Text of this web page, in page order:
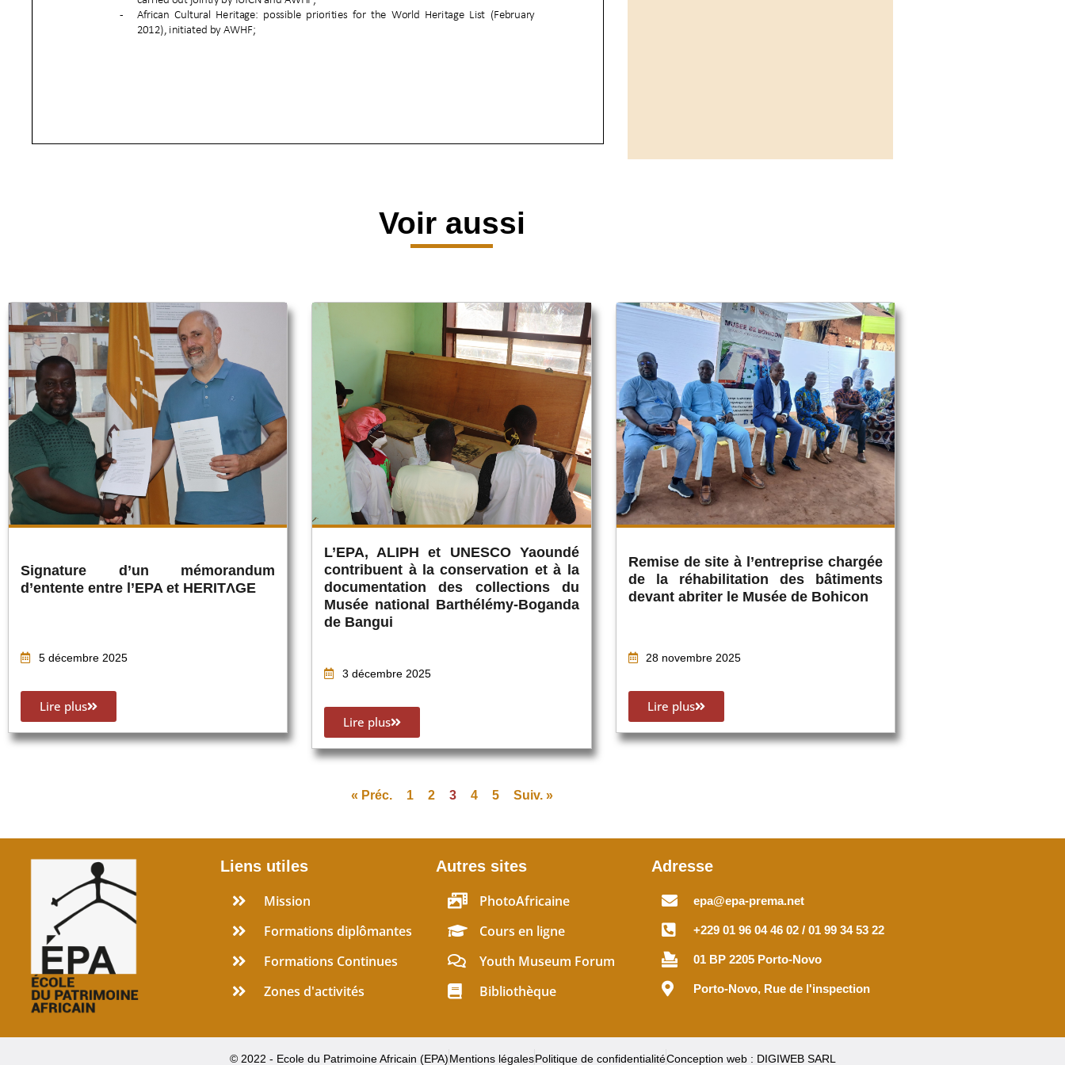
Voir aussi
Signature d’un mémorandum
d’entente entre l’EPA et HERITΛGE
5 décembre 2025
Lire plus
L’EPA, ALIPH et UNESCO Yaoundé
contribuent à la conservation et à la
documentation des collections du
Musée national Barthélémy-Boganda
de Bangui
3 décembre 2025
Lire plus
Remise de site à l’entreprise chargée
de la réhabilitation des bâtiments
devant abriter le Musée de Bohicon
28 novembre 2025
Lire plus
« Préc. 1 2 3 4 5 Suiv. »
Liens utiles
Mission
Formations diplômantes
Formations Continues
Zones d'activités
Autres sites
PhotoAfricaine
Cours en ligne
Youth Museum Forum
Bibliothèque
Adresse
epa@epa-prema.net
+229 01 96 04 46 02 / 01 99 34 53 22
01 BP 2205 Porto-Novo
Porto-Novo, Rue de l'inspection
© 2022 - Ecole du Patrimoine Africain (EPA)Mentions légalesPolitique de confidentialitéConception web : DIGIWEB SARL